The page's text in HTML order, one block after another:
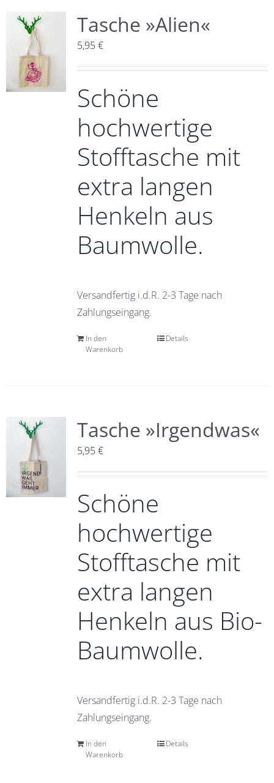
Tasche »Alien«
5,95€
Schöne
hochwertige
Stofftasche mit
extra langen
Henkeln aus
Baumwolle.
Versandfertig i.d.R. 2-3 Tage nach
Zahlungseingang.
In den
Warenkorb
Details
Tasche »Irgendwas«
5,95€
Schöne
hochwertige
Stofftasche mit
extra langen
Henkeln aus Bio-
Baumwolle.
Versandfertig i.d.R. 2-3 Tage nach
Zahlungseingang.
In den
Warenkorb
Details